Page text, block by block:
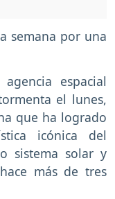
semana por una
espacial
el lunes,
que ha logrado
icónica del
sistema solar y
más de tres